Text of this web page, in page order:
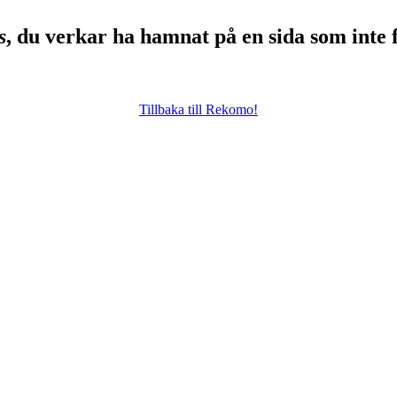
, du verkar ha hamnat på en sida som inte
Tillbaka till Rekomo!